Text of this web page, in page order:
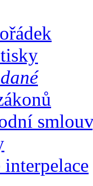
interpelace